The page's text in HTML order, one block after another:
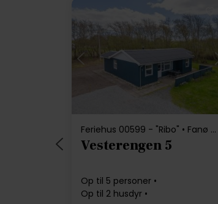
Indlæser...
Feriehus 00599 - "Ribo" • Fanø Bad
Vesterengen 5
Op til 5 personer
Op til 2 husdyr